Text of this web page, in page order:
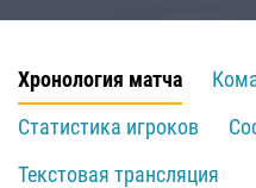
Хронология матча
Статистика игроков
Текстовая трансляция